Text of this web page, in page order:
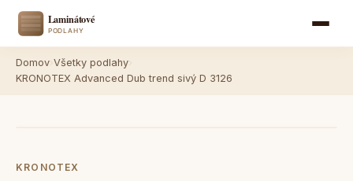
Domov Všetky podlahy
KRONOTEX Advanced Dub trend sivý D 3126
KRONOTEX